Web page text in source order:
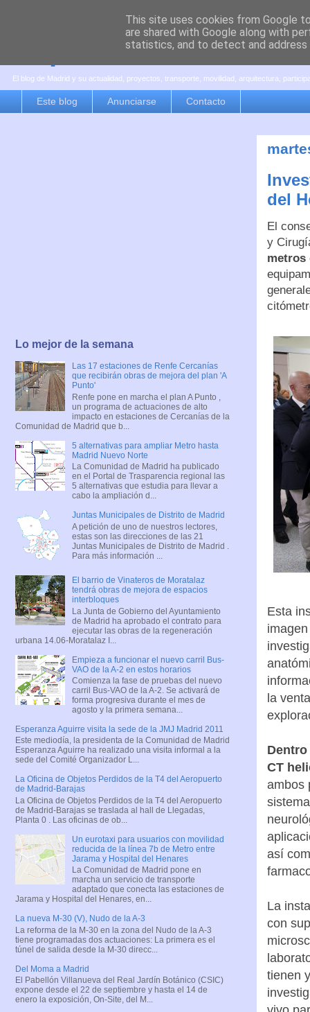
es por madrid
El blog de Madrid y su actualidad, proyectos, transporte, movilidad, arquitectura,
Este blog Anunciarse Contacto
del
El
y
metros
Esta
la
CT
ambos
así
La
con
tienen
Lo mejor de la semana
Las 17 estaciones de Renfe Cercanías
que recibirán obras de mejora del plan 'A
Punto'
Renfe pone en marcha el plan A Punto ,
un programa de actuaciones de alto
impacto en estaciones de Cercanías de la
Comunidad de Madrid que b...
5 alternativas para ampliar Metro hasta
Madrid Nuevo Norte
La Comunidad de Madrid ha publicado
en el Portal de Trasparencia regional las
5 alternativas que estudia para llevar a
cabo la ampliación d...
Juntas Municipales de Distrito de Madrid
A petición de uno de nuestros lectores,
estas son las direcciones de las 21
Juntas Municipales de Distrito de Madrid .
Para más información ...
El barrio de Vinateros de Moratalaz
tendrá obras de mejora de espacios
interbloques
La Junta de Gobierno del Ayuntamiento
de Madrid ha aprobado el contrato para
ejecutar las obras de la regeneración
urbana 14.06-Moratalaz I...
Empieza a funcionar el nuevo carril Bus-
VAO de la A-2 en estos horarios
Comienza la fase de pruebas del nuevo
carril Bus-VAO de la A-2. Se activará de
forma progresiva durante el mes de
agosto y la primera semana...
Esperanza Aguirre visita la sede de la JMJ Madrid 2011
Este mediodía, la presidenta de la Comunidad de Madrid
Esperanza Aguirre ha realizado una visita informal a la
sede del Comité Organizador L...
La Oficina de Objetos Perdidos de la T4 del Aeropuerto
de Madrid-Barajas
La Oficina de Objetos Perdidos de la T4 del Aeropuerto
de Madrid-Barajas se traslada al hall de Llegadas,
Planta 0 . Las oficinas de ob...
Un eurotaxi para usuarios con movilidad
reducida de la línea 7b de Metro entre
Jarama y Hospital del Henares
La Comunidad de Madrid pone en
marcha un servicio de transporte
adaptado que conecta las estaciones de
Jarama y Hospital del Henares, en...
La nueva M-30 (V), Nudo de la A-3
La reforma de la M-30 en la zona del Nudo de la A-3
tiene programadas dos actuaciones: La primera es el
túnel de salida desde la M-30 direcc...
Del Moma a Madrid
El Pabellón Villanueva del Real Jardín Botánico (CSIC)
expone desde el 22 de septiembre y hasta el 14 de
enero la exposición, On-Site, del M...
This site uses cookies from Google
are shared with Google along with
statistics, and to detect and address